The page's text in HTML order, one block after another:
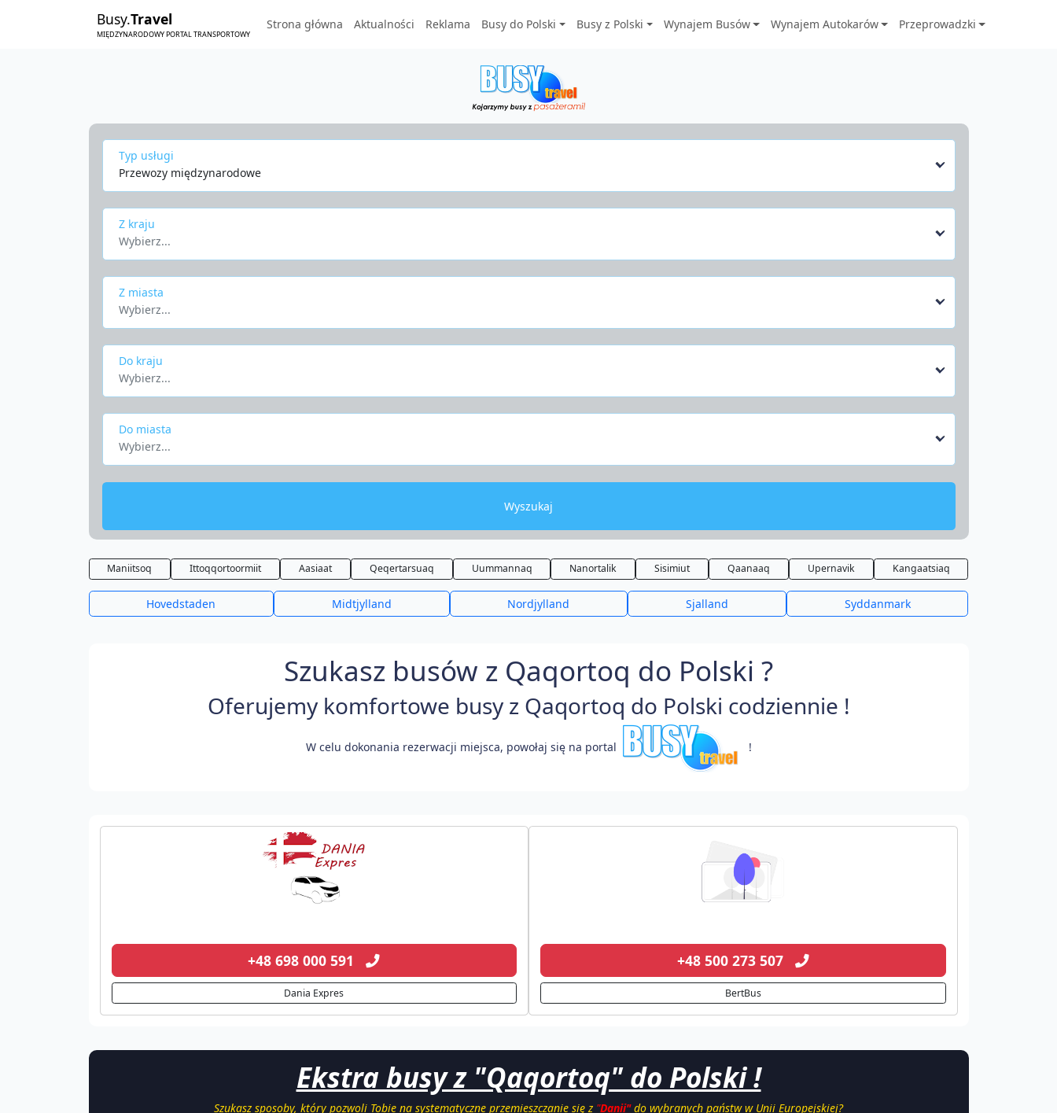
Busy.Travel
MIĘDZYNARODOWY PORTAL TRANSPORTOWY
Strona główna Aktualności Reklama Busy do Polski Busy z Polski Wynajem Busów Wynajem Autokarów Przeprowadzki
Typ usługi
Przewozy międzynarodowe
Z kraju
Wybierz...
Z miasta
Wybierz...
Do kraju
Wybierz...
Do miasta
Wybierz...
Wyszukaj
Maniitsoq Ittoqqortoormiit Aasiaat Qeqertarsuaq Uummannaq Nanortalik Sisimiut Qaanaaq Upernavik Kangaatsiaq
Hovedstaden Midtjylland Nordjylland Sjalland Syddanmark
Szukasz busów z Qaqortoq do Polski ?
Oferujemy komfortowe busy z Qaqortoq do Polski codziennie !
W celu dokonania rezerwacji miejsca, powołaj się na portal !
+48 698 000 591
Dania Expres
+48 500 273 507
BertBus
Ekstra busy z "Qaqortoq" do Polski !
Szukasz sposoby, który pozwoli Tobie na systematyczne przemieszczanie się z "Danii"do wybranych państw w Unii Europejskiej?